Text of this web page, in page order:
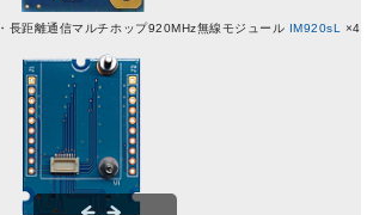
・長距離通信マルチホップ920MHz無線モジュール IM920sL ×4